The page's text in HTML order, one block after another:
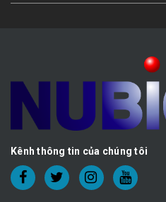
Kênh thông tin của chúng tôi